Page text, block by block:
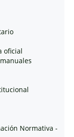
oficial
Normativa -